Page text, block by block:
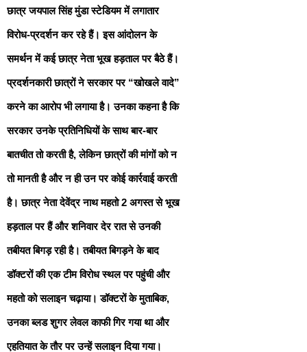
छात्र जयपाल सिंह मुंडा स्टेडियम में लगातार
विरोध-प्रदर्शन कर रहे हैं। इस आंदोलन के
समर्थन में कई छात्र नेता भूख हड़ताल पर बैठे हैं।
प्रदर्शनकारी छात्रों ने सरकार पर “खोखले वादे”
करने का आरोप भी लगाया है। उनका कहना है कि
सरकार उनके प्रतिनिधियों के साथ बार-बार
बातचीत तो करती है, लेकिन छात्रों की मांगों को न
तो मानती है और न ही उन पर कोई कार्रवाई करती
है। छात्र नेता देवेंद्र नाथ महतो 2 अगस्त से भूख
हड़ताल पर हैं और शनिवार देर रात से उनकी
तबीयत बिगड़ रही है। तबीयत बिगड़ने के बाद
डॉक्टरों की एक टीम विरोध स्थल पर पहुंची और
महतो को सलाइन चढ़ाया। डॉक्टरों के मुताबिक,
उनका ब्लड शुगर लेवल काफी गिर गया था और
एहतियात के तौर पर उन्हें सलाइन दिया गया।